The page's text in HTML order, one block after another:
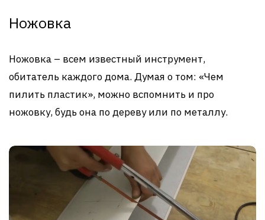
Ножовка
Ножовка – всем известный инструмент,
обитатель каждого дома. Думая о том: «Чем
пилить пластик», можно вспомнить и про
ножовку, будь она по дереву или по металлу.